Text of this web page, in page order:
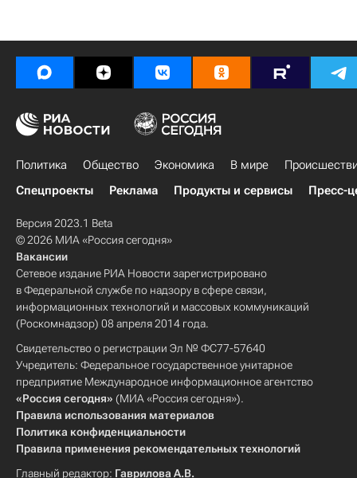
Политика Общество Экономика В мире
Спецпроекты
Реклама Продукты и сервисы Пресс-
Версия 2023.1 Beta
© 2026 МИА «Россия сегодня»
Вакансии
Сетевое издание РИА Новости зарегистрировано
в Федеральной службе по надзору в сфере связи,
информационных технологий и массовых коммуникаций
(Роскомнадзор) 08 апреля 2014 года.
Свидетельство о регистрации Эл № ФС77-57640
Учредитель: Федеральное государственное унитарное
предприятие Международное информационное агентство
«Россия сегодня» (МИА «Россия сегодня»).
Правила использования материалов
Политика конфиденциальности
Правила применения рекомендательных технологий
Главный редактор: Гаврилова А.В.